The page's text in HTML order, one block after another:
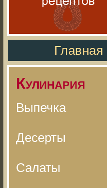
Главная
Кулинария
Выпечка
Десерты
Салаты